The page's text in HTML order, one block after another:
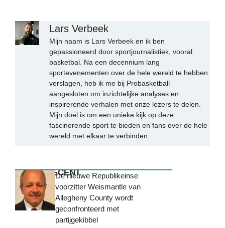
Lars Verbeek
Mijn naam is Lars Verbeek en ik ben
gepassioneerd door sportjournalistiek, vooral
basketbal. Na een decennium lang
sportevenementen over de hele wereld te hebben
verslagen, heb ik me bij Probasketball
aangesloten om inzichtelijke analyses en
inspirerende verhalen met onze lezers te delen.
Mijn doel is om een unieke kijk op deze
fascinerende sport te bieden en fans over de hele
wereld met elkaar te verbinden.
MEEST RECENTDe nieuwe Republikeinse
voorzitter Weismantle van
Allegheny County wordt
geconfronteerd met
partijgekibbel